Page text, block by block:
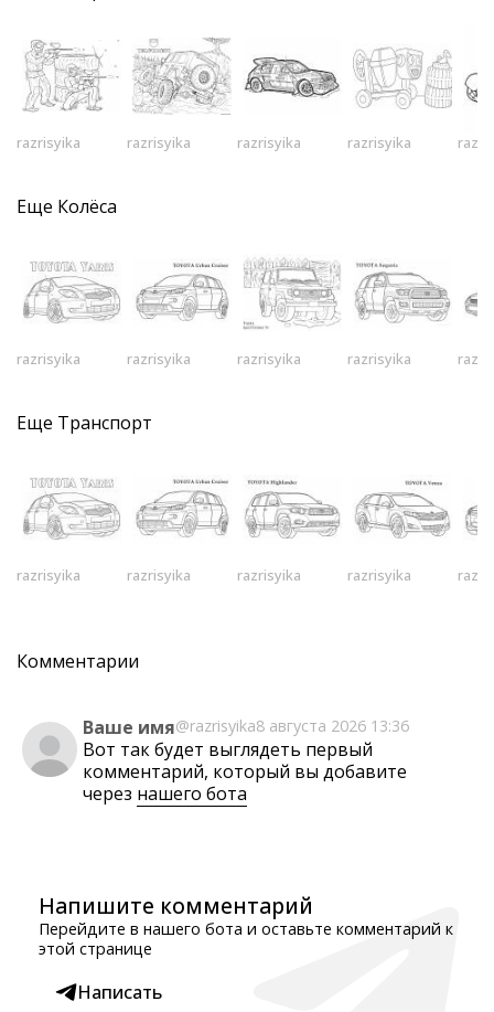
razrisyika razrisyika razrisyika razrisyika
Еще Колёса
razrisyika razrisyika razrisyika razrisyika
Еще Транспорт
razrisyika razrisyika razrisyika razrisyika
Комментарии
Ваше имя@razrisyika8 августа 2026 13:36
Вот так будет выглядеть первый
комментарий, который вы добавите
через нашего бота
Напишите комментарий
Перейдите в нашего бота и оставьте комментарий к
этой странице
Написать